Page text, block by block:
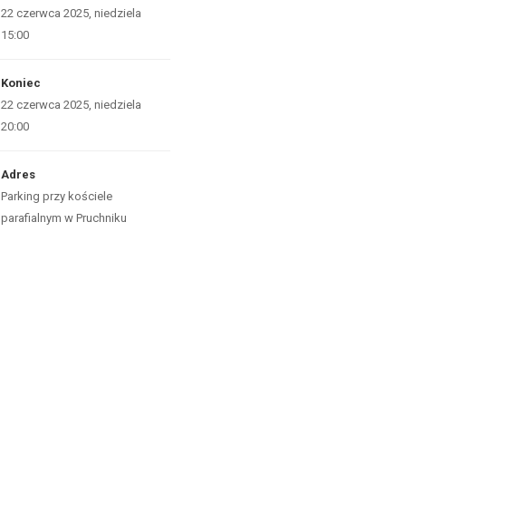
22 czerwca 2025, niedziela
15:00
Koniec
22 czerwca 2025, niedziela
20:00
Adres
Parking przy kościele
parafialnym w Pruchniku